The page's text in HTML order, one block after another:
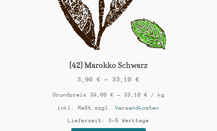
auf
der
Produktseite
gewählt
[42] Marokko Schwarz
3,90 € – 33,10 €
Grundpreis 39,00 € – 33,10 € / kg
inkl. MwSt. zzgl.Versandkosten
Lieferzeit: 3-5 Werktage